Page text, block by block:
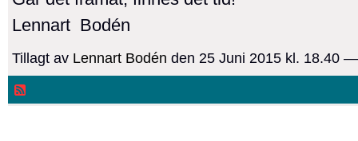
Lennart Bodén
Tillagt av Lennart Bodén den 25 Juni 2015 kl. 18.40